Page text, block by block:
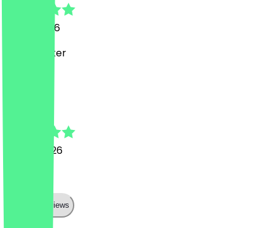
14. Juli 2026
Super lecker
19. Juni 2026
Show all reviews